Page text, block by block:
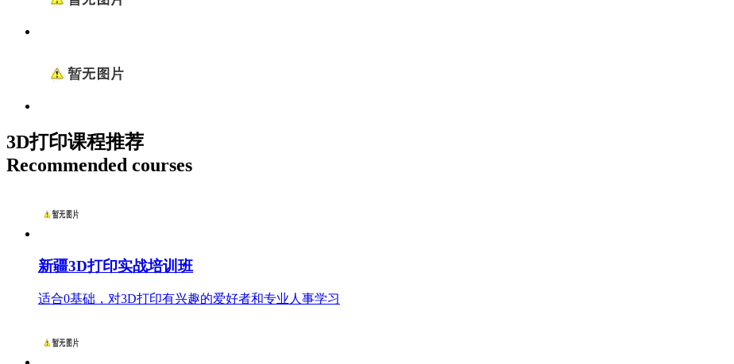
3D打印课程推荐
Recommended courses
新疆3D打印实战培训班
适合0基础，对3D打印有兴趣的爱好者和专业人事学习